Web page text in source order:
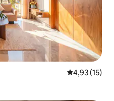
Prosječna
4,93 (15)